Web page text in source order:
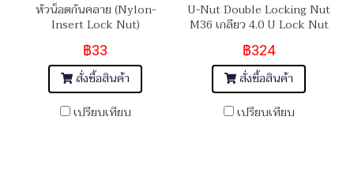
หัวน็อตกันคลาย (Nylon-
Insert Lock Nut)
฿33
สั่งซื้อสินค้า
เปรียบเทียบ
U-Nut Double Locking Nut
M36 เกลียว 4.0 U Lock Nut
หัวน็อตล็อคกันคลายไส้เหล็ก
฿324
สั่งซื้อสินค้า
เปรียบเทียบ